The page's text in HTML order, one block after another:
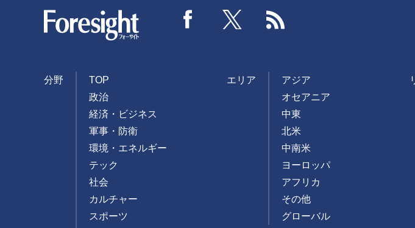
Facebook Twitter
分野
TOP
政治
経済・ビジネス
軍事・防衛
環境・エネルギー
テック
社会
カルチャー
スポーツ
エリア
アジア
オセアニア
中東
北米
中南米
ヨーロッパ
アフリカ
その他
グローバル